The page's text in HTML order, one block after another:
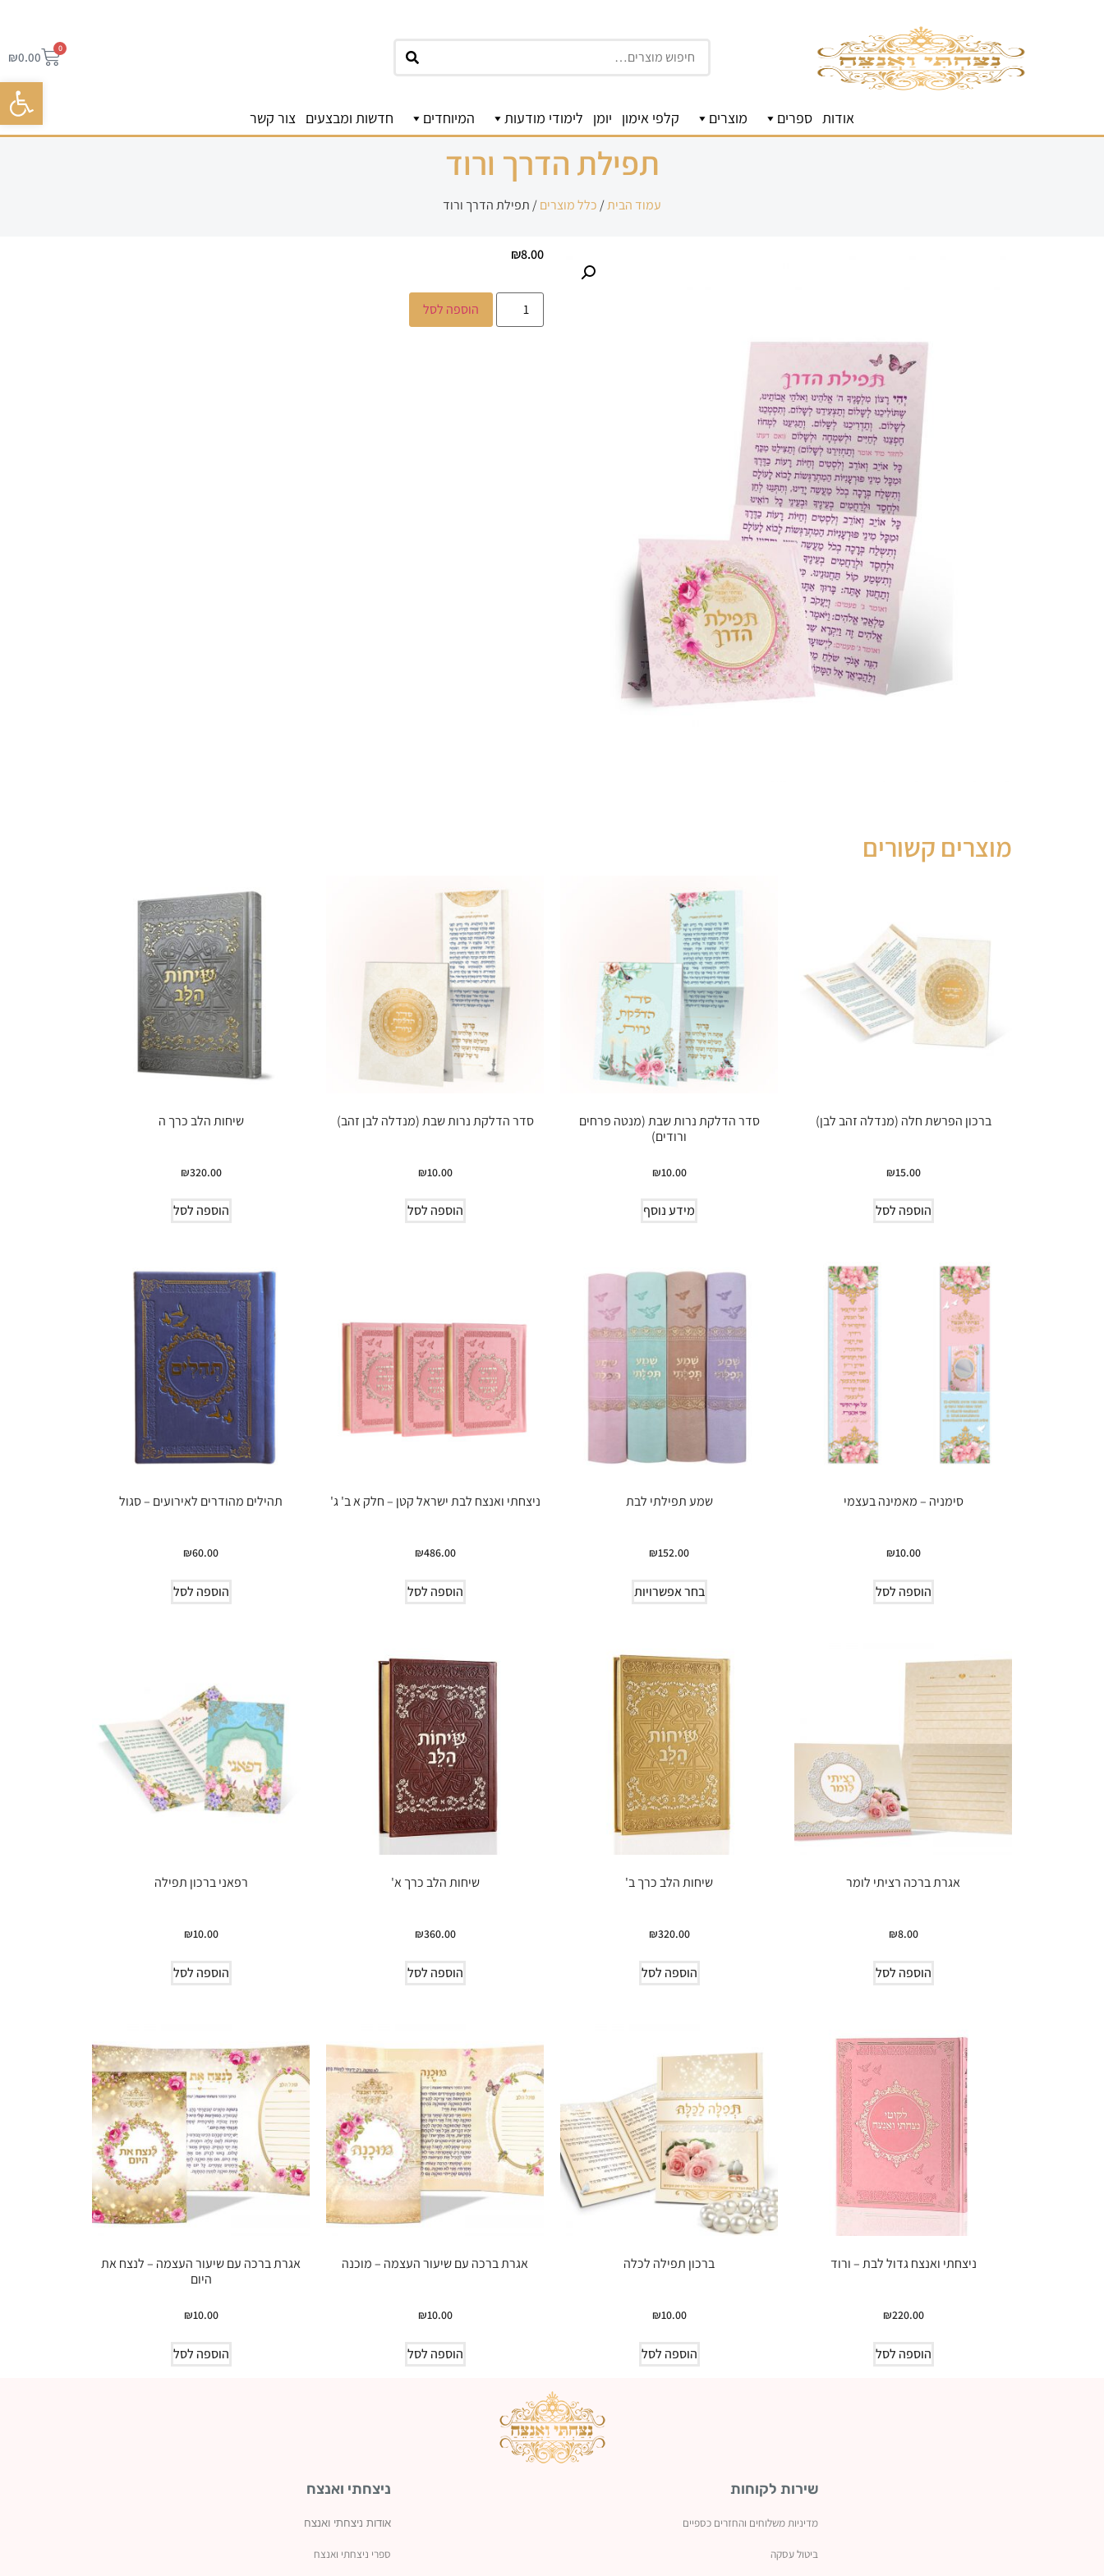
פתח
חיפוש ₪0.00
0
אודות ספרים מוצרים קלפי אימון יומן לימודי מודעות המיוחדים חדשות ומבצעים צור קשר
תפילת הדרך ורוד
עמוד הבית/ כלל מוצרים/ תפילת הדרך ורוד
₪8.00
הוספה לסל
מוצרים קשורים
ברכון הפרשת חלה (מנדלה זהב לבן)
₪15.00
הוספה לסל
סדר הדלקת נרות שבת (מנטה פרחים
ורודים)
₪10.00
מידע נוסף
סדר הדלקת נרות שבת (מנדלה לבן זהב)
₪10.00
הוספה לסל
שיחות הלב כרך ה
₪320.00
הוספה לסל
סימניה – מאמינה בעצמי
₪10.00
הוספה לסל
שמע תפילתי לבת
₪152.00
בחר אפשרויות
ניצחתי ואנצח לבת ישראל קטן – חלק א ב' ג'
₪486.00
הוספה לסל
תהילים מהודרים לאירועים – סגול
₪60.00
הוספה לסל
אגרת ברכה רציתי לומר
₪8.00
הוספה לסל
שיחות הלב כרך ב'
₪320.00
הוספה לסל
שיחות הלב כרך א'
₪360.00
הוספה לסל
רפאני ברכון תפילה
₪10.00
הוספה לסל
ניצחתי ואנצח גדול לבת – ורוד
₪220.00
הוספה לסל
ברכון תפילה לכלה
₪10.00
הוספה לסל
אגרת ברכה עם שיעור העצמה – מוכנה
₪10.00
הוספה לסל
אגרת ברכה עם שיעור העצמה – לנצח את
היום
₪10.00
הוספה לסל
שירות לקוחות
מדיניות משלוחים והחזרים כספיים
ביטול עסקה
ניצחתי ואנצח
אודות ניצחתי ואנצח
ספרי ניצחתי ואנצח